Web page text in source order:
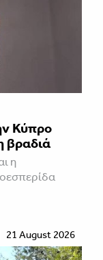
Κύπρο
βραδιά
η
21 August 2026